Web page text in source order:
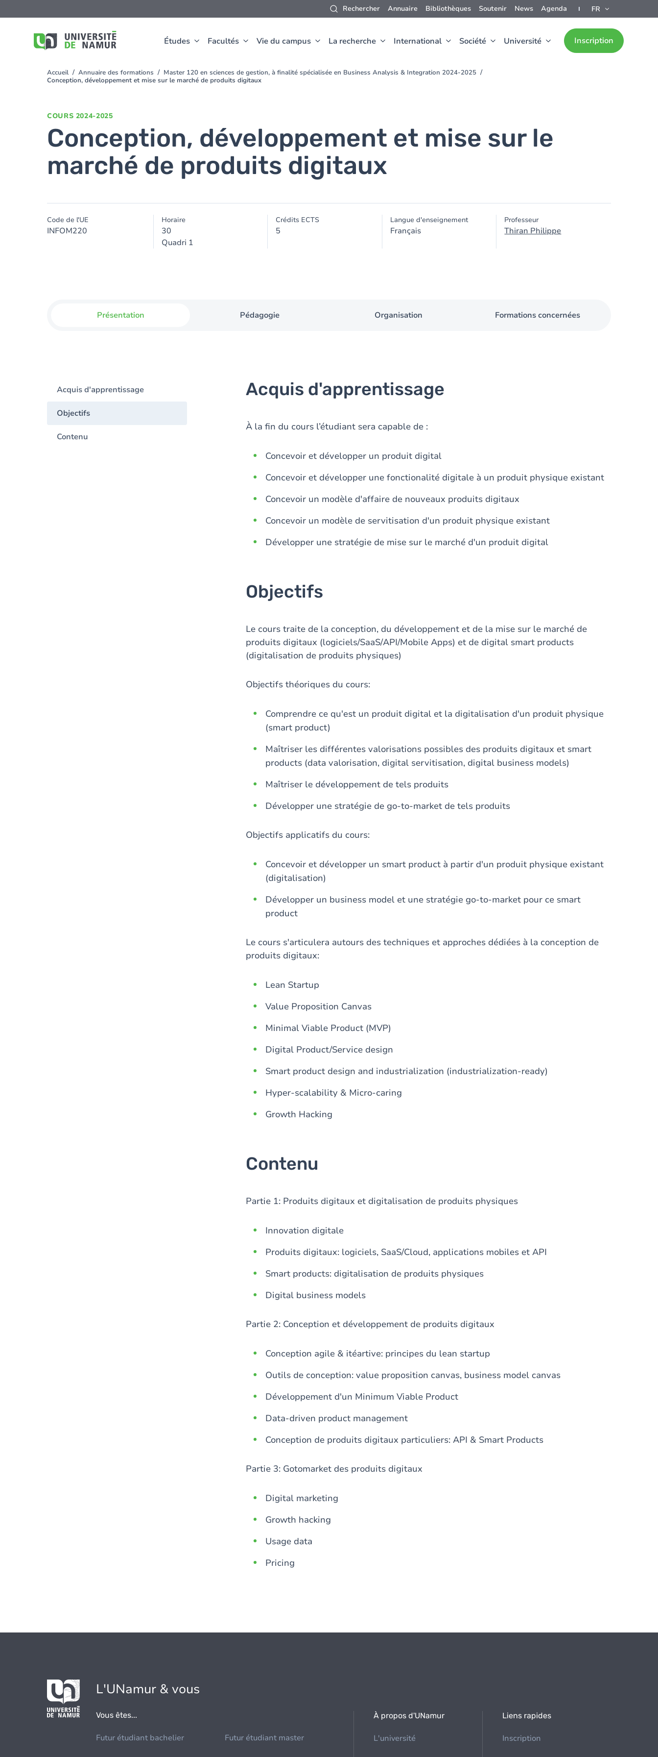
Rechercher Annuaire Bibliothèques Soutenir News Agenda FR
Études Facultés Vie du campus La recherche International Société Université Inscription
au
You
Accueil Annuaire des formations
Master 120 en sciences de gestion, à finalité spécialisée en Business Analysis & Integration 2024-2025
Conception, développement et mise sur le marché de produits digitaux
COURS 2024-2025
Conception, développement et mise sur le
marché de produits digitaux
Code de l'UE
INFOM220
Horaire
30
Quadri 1
Crédits ECTS
5
Langue d'enseignement
Français
Professeur
Thiran Philippe
Présentation Pédagogie Organisation Formations concernées
Acquis d'apprentissage
Objectifs
Contenu
Acquis d'apprentissage
À la fin du cours l’étudiant sera capable de :
Concevoir et développer un produit digital
Concevoir et développer une fonctionalité digitale à un produit physique existant
Concevoir un modèle d'affaire de nouveaux produits digitaux
Concevoir un modèle de servitisation d'un produit physique existant
Développer une stratégie de mise sur le marché d'un produit digital
Objectifs
Le cours traite de la conception, du développement et de la mise sur le marché de
produits digitaux (logiciels/SaaS/API/Mobile Apps) et de digital smart products
(digitalisation de produits physiques)
Objectifs théoriques du cours:
Comprendre ce qu'est un produit digital et la digitalisation d'un produit physique
(smart product)
Maîtriser les différentes valorisations possibles des produits digitaux et smart
products (data valorisation, digital servitisation, digital business models)
Maîtriser le développement de tels produits
Développer une stratégie de go-to-market de tels produits
Objectifs applicatifs du cours:
Concevoir et développer un smart product à partir d'un produit physique existant
(digitalisation)
Développer un business model et une stratégie go-to-market pour ce smart
product
Le cours s'articulera autours des techniques et approches dédiées à la conception de
produits digitaux:
Lean Startup
Value Proposition Canvas
Minimal Viable Product (MVP)
Digital Product/Service design
Smart product design and industrialization (industrialization-ready)
Hyper-scalability & Micro-caring
Growth Hacking
Contenu
Partie 1: Produits digitaux et digitalisation de produits physiques
Innovation digitale
Produits digitaux: logiciels, SaaS/Cloud, applications mobiles et API
Smart products: digitalisation de produits physiques
Digital business models
Partie 2: Conception et développement de produits digitaux
Conception agile & itéartive: principes du lean startup
Outils de conception: value proposition canvas, business model canvas
Développement d'un Minimum Viable Product
Data-driven product management
Conception de produits digitaux particuliers: API & Smart Products
Partie 3: Gotomarket des produits digitaux
Digital marketing
Growth hacking
Usage data
Pricing
L'UNamur & vous
Vous êtes...
Futur étudiant bachelier Futur étudiant master
À propos d'UNamur
L'université
Liens rapides
Inscription